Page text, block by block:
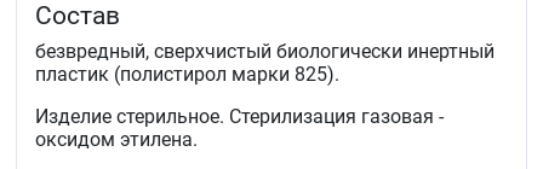
Состав
безвредный, сверхчистый биологически инертный
пластик (полистирол марки 825).
Изделие стерильное. Стерилизация газовая -
оксидом этилена.